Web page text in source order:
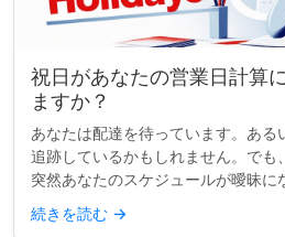
祝日があなたの営業日計算
ますか？
あなたは配達を待っています。ある
追跡しているかもしれません。でも
突然あなたのスケジュールが曖昧に
トされるのでしょうか？ビジネス日
はあなたが思って...
続きを読む →